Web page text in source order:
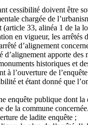
cessibilité doivent être
chargée de
(article 33, alinéa 1 de la
en vigueur, les
d’alignement
apporte
historiques et
à l’ouverture de
et étant donné que
enquête publique dont
de la commune
de ladite enquête ;